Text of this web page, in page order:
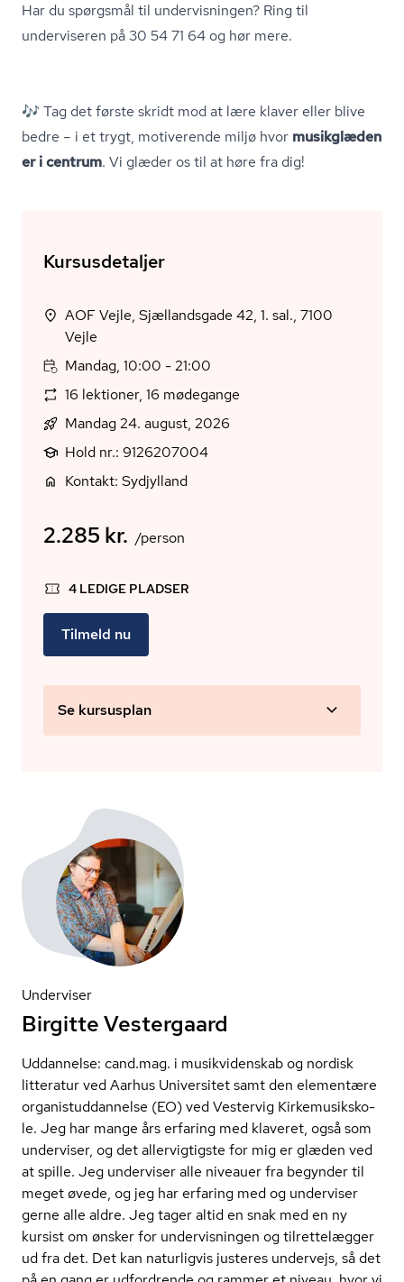
Har du spørgsmål til undervisningen? Ring til
underviseren på 30 54 71 64 og hør mere.
🎶 Tag det første skridt mod at lære klaver eller blive
bedre – i et trygt, motiverende miljø hvor musikglæden
er i centrum. Vi glæder os til at høre fra dig!
Kursusdetaljer
AOF Vejle, Sjællandsgade 42, 1. sal., 7100
Vejle
Mandag, 10:00 - 21:00
16 lektioner, 16 mødegange
Mandag 24. august, 2026
Hold nr.: 9126207004
Kontakt: Sydjylland
2.285 kr. /person
4 LEDIGE PLADSER
Tilmeld nu
Se kursusplan
Underviser
Birgitte Vestergaard
Uddannelse: cand.mag. i musikvidenskab og nordisk
litteratur ved Aarhus Universitet samt den elementære
or­ga­ni­stud­dan­nel­se (EO) ved Vestervig Kir­kemu­siks­ko­
le. Jeg har mange års erfaring med klaveret, også som
underviser, og det allervigtigste for mig er glæden ved
at spille. Jeg underviser alle niveauer fra begynder til
meget øvede, og jeg har erfaring med og underviser
gerne alle aldre. Jeg tager altid en snak med en ny
kursist om ønsker for undervisningen og tilrettelægger
ud fra det. Det kan naturligvis justeres undervejs, så det